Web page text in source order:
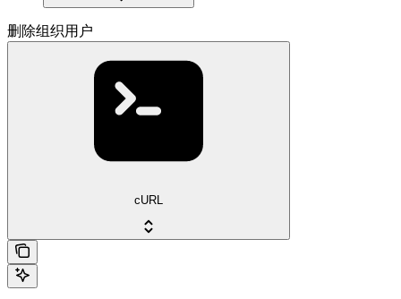
删除组织用户
cURL